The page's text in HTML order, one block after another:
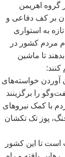
گروه اهریمن
بر کف دفاعی و
به استواری
مردم کشور در
تا ماشین
کنند:
آوردن خواستههای
وگو را برگزینند
با کمک نیروهای
پوز تک تکشان
است تا این کشور